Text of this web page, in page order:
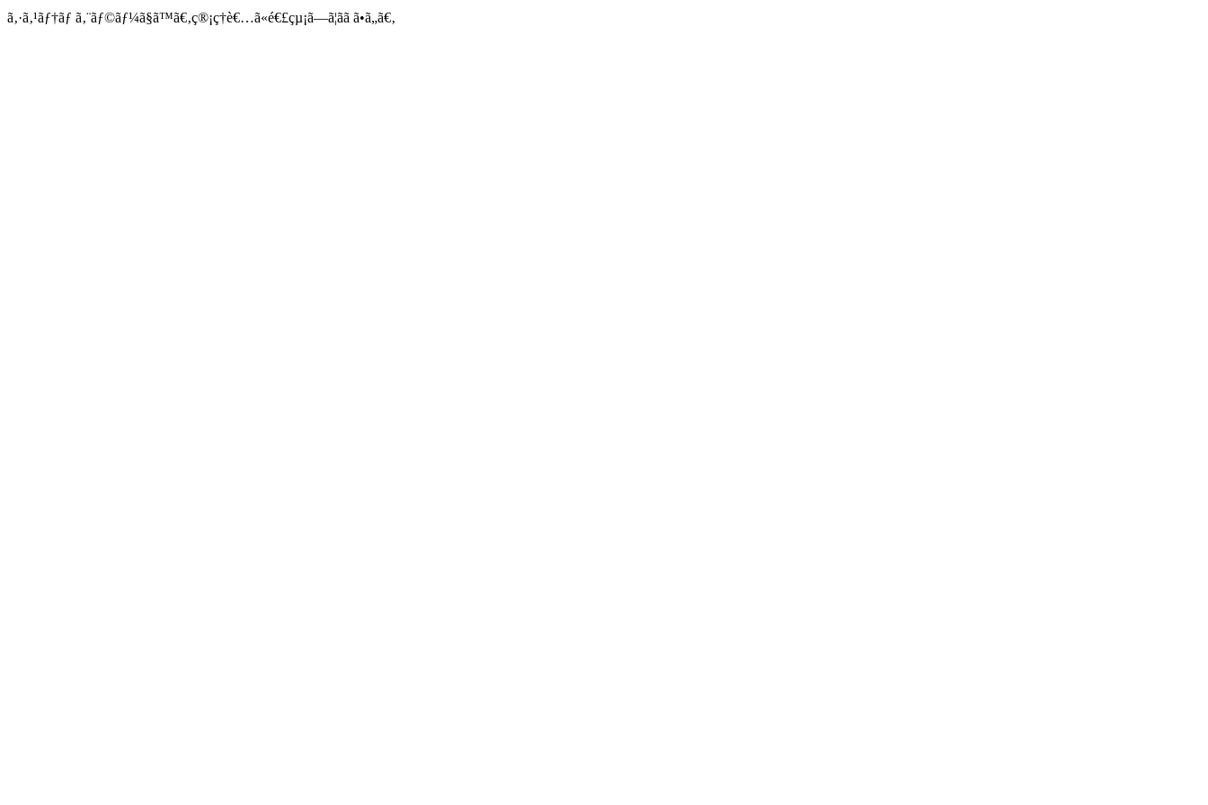
ã‚·ã‚¹ãƒ†ãƒ ã‚¨ãƒ©ãƒ¼ã§ã™ã€‚ç®¡ç†è€…ã«é€£çµ¡ã—ã¦ãã ã•ã„ã€‚